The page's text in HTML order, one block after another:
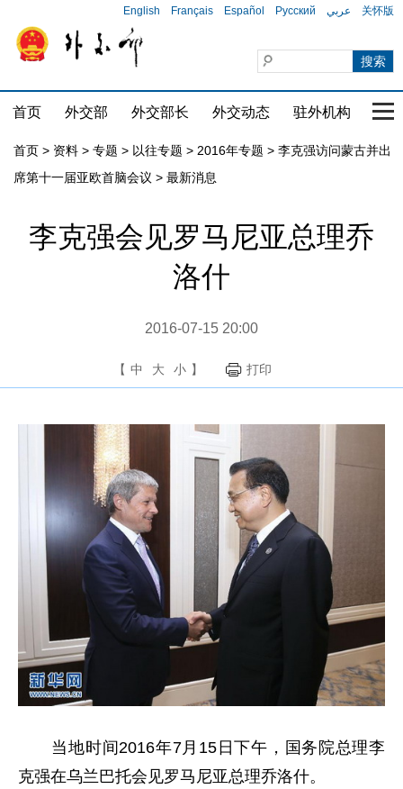
English Français Español Русский عربي 关怀版
首页 外交部 外交部长 外交动态 驻外机构 国
首页 > 资料 > 专题 > 以往专题 > 2016年专题 > 李克强访问蒙古并出
席第十一届亚欧首脑会议 > 最新消息
李克强会见罗马尼亚总理乔
洛什
2016-07-15 20:00
【 中 大 小 】 打印
当地时间2016年7月15日下午，国务院总理李
克强在乌兰巴托会见罗马尼亚总理乔洛什。